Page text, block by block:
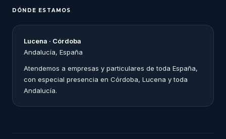
DÓNDE ESTAMOS
Lucena · Córdoba
Andalucía, España
Atendemos a empresas y particulares de toda España,
con especial presencia en Córdoba, Lucena y toda
Andalucía.